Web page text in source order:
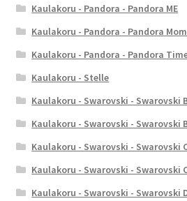
Kaulakoru - Pandora - Pandora ME
Kaulakoru - Pandora - Pandora
Kaulakoru - Pandora - Pandora
Kaulakoru - Stelle
Kaulakoru - Swarovski - Swarovski
Kaulakoru - Swarovski - Swarovski
Kaulakoru - Swarovski - Swarovski
Kaulakoru - Swarovski - Swarovski
Kaulakoru - Swarovski - Swarovski